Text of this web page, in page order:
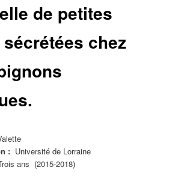
de petites
chez
: Université de Lorraine
ans (2015-2018)